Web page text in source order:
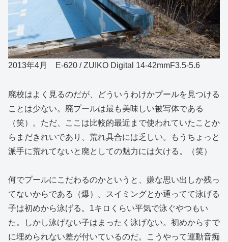
2013年4月 E-620 / ZUIKO Digital 14-42mmF3.5-5.6
廃校はよく見るのだが、どういうわけかプールを見つける
ことは少ない。廃プールは最も美味しい被写体である
（笑）。ただ、ここは比較的最近まで使われていたことか
らまだきれいであり、荒れ具合には乏しい。もうちょっと
派手に荒れてないと廃としての魅力には欠ける。（笑）
何でプールにこだわるのかというと、嫌な思い出しか残っ
てないからである（爆）。スイミングとか通ってて泳げる
子は初めから泳げる。1キロくらい平気で泳ぐやつもい
た。しかし泳げない子はまったく泳げない。初めからすで
に埋められない差が付いているのだ。こうやって運動音痴